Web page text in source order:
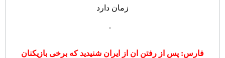
زمان دارد
.
فارس: پس از رفتن ان از ایران شنیدید که برخی بازیکنان